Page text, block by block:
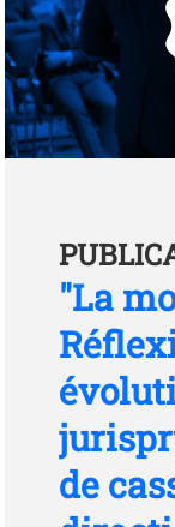
"La
de